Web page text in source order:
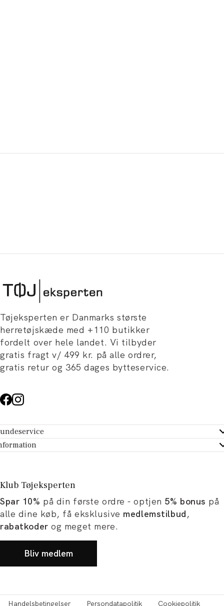
Tøjeksperten er Danmarks største
herretøjskæde med +110 butikker
fordelt over hele landet. Vi tilbyder
gratis fragt v/ 499 kr. på alle ordrer,
gratis retur og 365 dages bytteservice.
- Hjælpecenter
dit køb
Tøjeksperten
og artikler
og karriere
Klub Tøjeksperten
Spar 10% på din første ordre - optjen 5% bonus på
alle dine køb, få eksklusive medlemstilbud,
rabatkoder og meget mere.
Bliv medlem
Handelsbetingelser Persondatapolitik Cookiepolitik